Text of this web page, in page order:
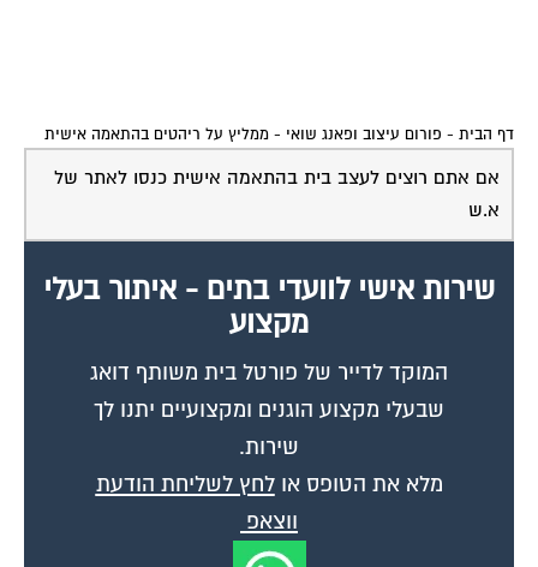
אם אתם רוצים לעצב בית בהתאמה אישית כנסו לאתר של
א.ש
מקצוע
המוקד לדייר של פורטל בית משותף דואג
שבעלי מקצוע הוגנים ומקצועיים יתנו לך
שירות.
מלא את הטופס אולחץ לשליחת הודעת
ווצאפ